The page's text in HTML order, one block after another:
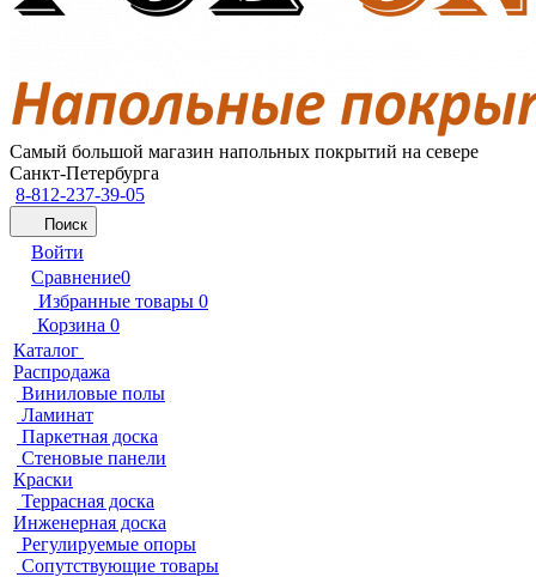
Самый большой магазин напольных покрытий на севере
Санкт-Петербурга
8-812-237-39-05
Поиск
Войти
Сравнение0
Избранные товары 0
Корзина 0
Каталог
Распродажа
Виниловые полы
Ламинат
Паркетная доска
Стеновые панели
Краски
Террасная доска
Инженерная доска
Регулируемые опоры
Сопутствующие товары